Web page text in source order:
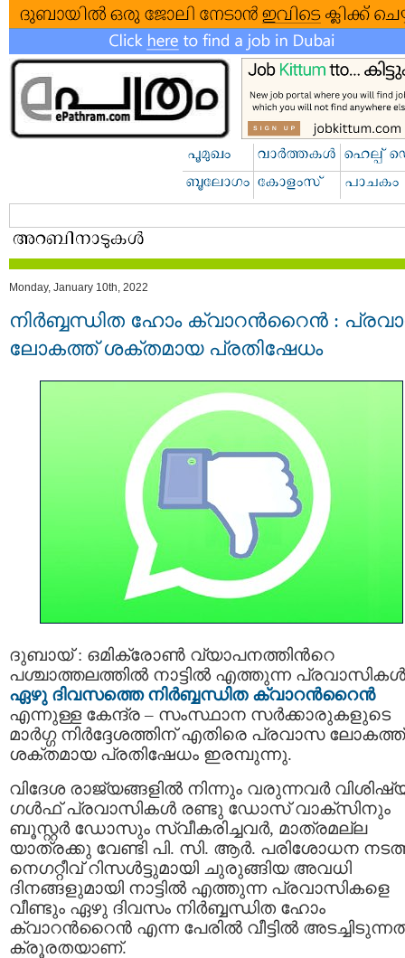
Monday, January 10th, 2022
നിര്‍ബ്ബന്ധിത ഹോം ക്വാറന്‍റൈന്‍ :
ലോകത്ത് ശക്തമായ പ്രതിഷേധം
ദുബായ് : ഒമിക്രോണ്‍ വ്യാപനത്തിന്‍റെ
പശ്ചാത്തലത്തില്‍ നാട്ടില്‍ എത്തുന്ന
ഏഴു ദിവസത്തെ നിര്‍ബ്ബന്ധിത ക്വാറന്‍റൈന്‍
എന്നുള്ള കേന്ദ്ര – സംസ്ഥാന സർക്കാരുകളുടെ
മാര്‍ഗ്ഗ നിർദ്ദേശത്തിന് എതിരെ പ്രവാസ ലോകത്ത്
ശക്തമായ പ്രതിഷേധം ഇരമ്പുന്നു.
വിദേശ രാജ്യങ്ങളിൽ നിന്നും വരുന്നവർ
ഗള്‍ഫ് പ്രവാസികള്‍ രണ്ടു ഡോസ് വാക്സിനും
ബൂസ്റ്റര്‍ ഡോസും സ്വീകരിച്ചവര്‍, മാത്രമല്ല
യാത്രക്കു വേണ്ടി പി. സി. ആർ. പരിശോധന
നെഗറ്റീവ് റിസള്‍ട്ടുമായി ചുരുങ്ങിയ അവധി
ദിനങ്ങളുമായി നാട്ടില്‍ എത്തുന്ന പ്രവാസികളെ
വീണ്ടും ഏഴു ദിവസം നിര്‍ബ്ബന്ധിത ഹോം
ക്വാറന്‍റൈന്‍ എന്ന പേരില്‍ വീട്ടില്‍
ക്രൂരതയാണ്.